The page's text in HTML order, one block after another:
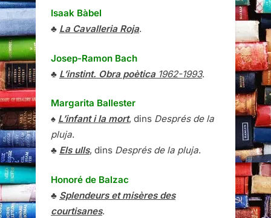
Isaak Bàbel
♣ La Cavalleria Roja.
Josep-Ramon Bach
♣ L’instint. Obra poètica1962-1993.
Margarita Ballester
♠ L’infant i la mort, dins Després de la
pluja.
♣ Els ulls, dins Després de la pluja.
Honoré de Balzac
♣ Splendeurs et misères des
courtisanes.